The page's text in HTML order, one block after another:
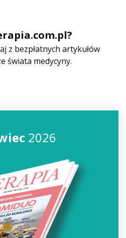
z bezpłatnych artykułów
świata medycyny.
2026